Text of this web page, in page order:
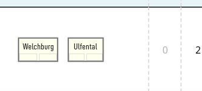
Skandinavien
Sverige
Tschechien
Tschechien Ost
Welchburg Ulfental 0 2